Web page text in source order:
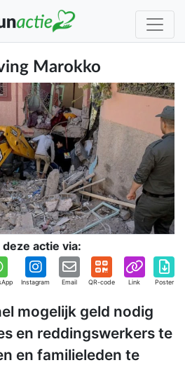
Marokko
deze actie via:
Instagram Email QR-code Link Poster
mogelijk geld nodig
en reddingswerkers te
en familieleden te